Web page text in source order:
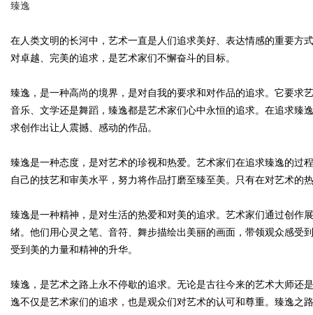
!
臻逸
在人类文明的长河中，艺术一直是人们追求美好、表达情感的重要方
对卓越、完美的追求，是艺术家们不懈奋斗的目标。
臻逸，是一种高尚的境界，是对自我的要求和对作品的追求。它要求
音乐、文学还是舞蹈，臻逸都是艺术家们心中永恒的追求。在追求臻
求创作出让人震撼、感动的作品。
臻逸是一种态度，是对艺术的珍视和热爱。艺术家们在追求臻逸的过
自己的技艺和审美水平，努力将作品打磨至臻至美。只有在对艺术的
臻逸是一种精神，是对生活的热爱和对美的追求。艺术家们通过创作
绪。他们用心灵之笔、音符、舞步描绘出美丽的画面，带领观众感受
受到美的力量和精神的升华。
臻逸，是艺术之路上永不停歇的追求。无论是古往今来的艺术大师还
逸不仅是艺术家们的追求，也是观众们对艺术的认可和尊重。臻逸之